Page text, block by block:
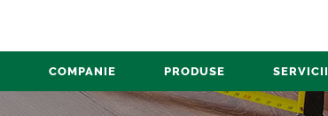
COMPANIE PRODUSE SERVICII